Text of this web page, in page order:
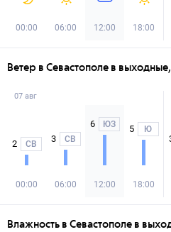
00:00 06:00 12:00 18:00
Ветер в Севастополе в
07 авг
2 СВ
00:00
3 СВ
06:00
6 ЮЗ
12:00
5 Ю
18:00
Влажность в Севастополе в